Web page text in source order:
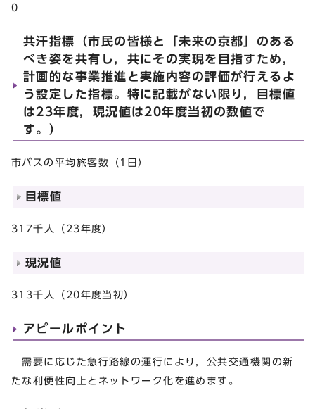
0
共汗指標（市民の皆様と「未来の京都」のある
べき姿を共有し，共にその実現を目指すため，
計画的な事業推進と実施内容の評価が行えるよ
う設定した指標。特に記載がない限り，目標値
は23年度，現況値は20年度当初の数値で
す。）
市バスの平均旅客数（1日）
目標値
317千人（23年度）
現況値
313千人（20年度当初）
アピールポイント
需要に応じた急行路線の運行により，公共交通機関の新
たな利便性向上とネットワーク化を進めます。